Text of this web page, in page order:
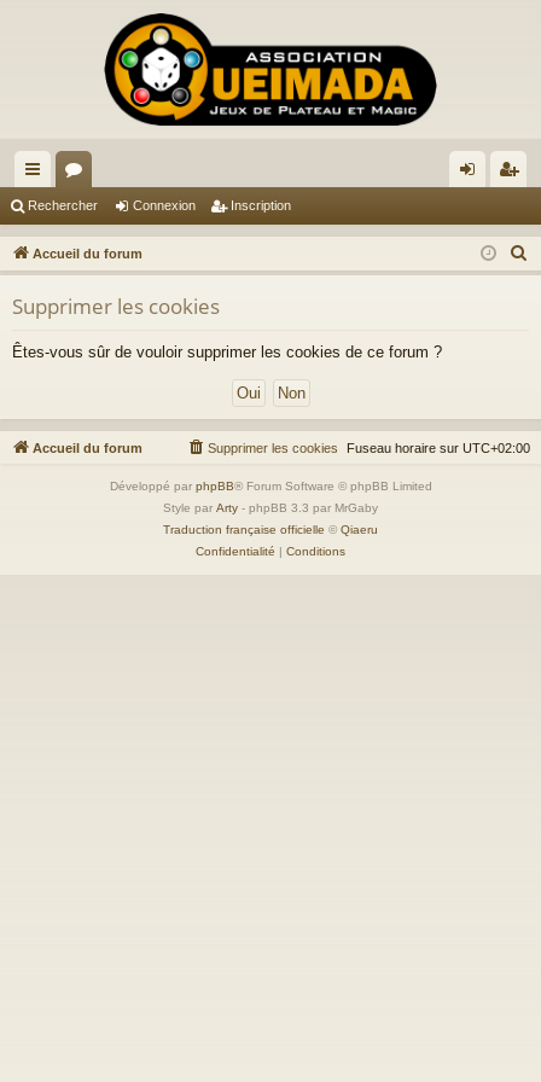
ac
co
ur
ci
s
or
u
m
s
ne
xi
cri
pti
Rechercher Connexion Inscription
Accueil du forum
e
Supprimer les cookies
Êtes-vous sûr de vouloir supprimer les cookies de ce forum ?
Accueil du forum Fuseau horaire sur UTC+02:00
Supprimer les cookies
Développé par phpBB® Forum Software © phpBB Limited
Style par Arty - phpBB 3.3 par MrGaby
Traduction française officielle © Qiaeru
Confidentialité | Conditions